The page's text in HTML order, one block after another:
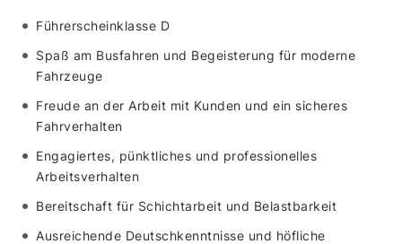
Führerscheinklasse D
Spaß am Busfahren und Begeisterung für moderne
Fahrzeuge
Freude an der Arbeit mit Kunden und ein sicheres
Fahrverhalten
Engagiertes, pünktliches und professionelles
Arbeitsverhalten
Bereitschaft für Schichtarbeit und Belastbarkeit
Ausreichende Deutschkenntnisse und höfliche